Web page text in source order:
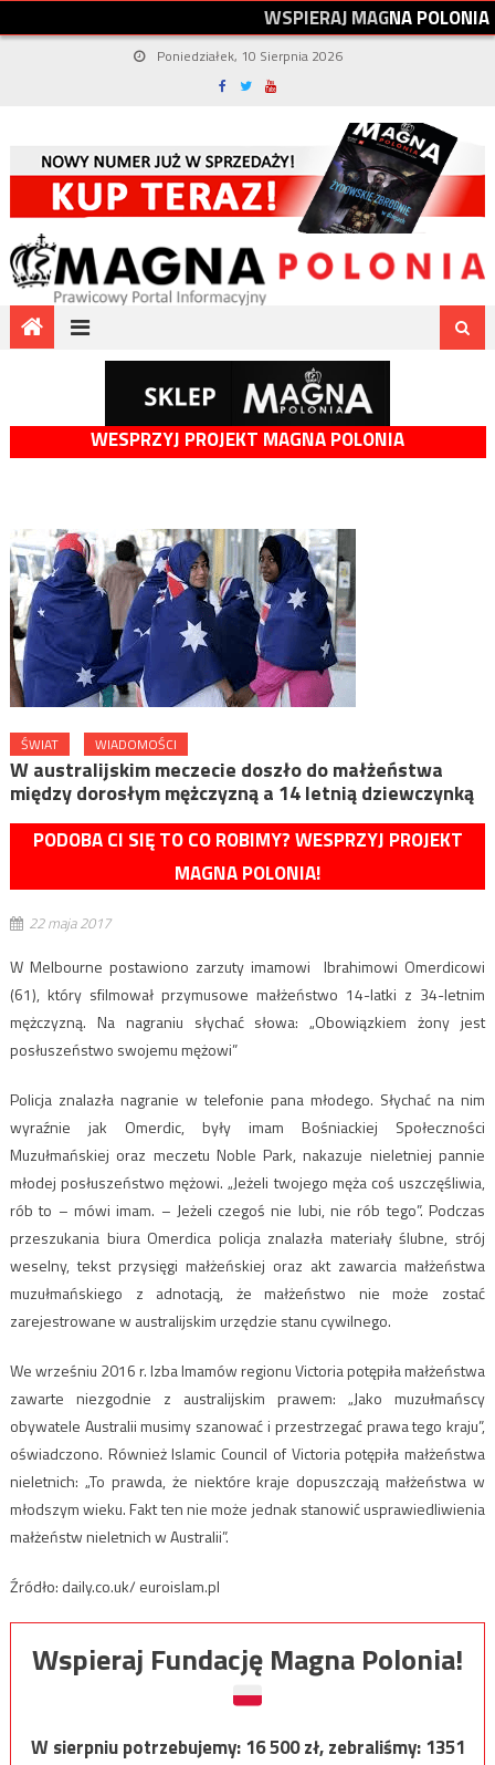
WSPIERAJMAGNAPOLONIA
Poniedziałek, 10 Sierpnia 2026
WESPRZYJ PROJEKT MAGNA POLONIA
ŚWIAT WIADOMOŚCI
W australijskim meczecie doszło do małżeństwa
między dorosłym mężczyzną a 14 letnią dziewczynką
PODOBA CI SIĘ TO CO ROBIMY? WESPRZYJ PROJEKT
MAGNA POLONIA!
22 maja 2017
W Melbourne postawiono zarzuty imamowi Ibrahimowi Omerdicowi
(61), który sfilmował przymusowe małżeństwo 14-latki z 34-letnim
mężczyzną. Na nagraniu słychać słowa: „Obowiązkiem żony jest
posłuszeństwo swojemu mężowi”
Policja znalazła nagranie w telefonie pana młodego. Słychać na nim
wyraźnie jak Omerdic, były imam Bośniackiej Społeczności
Muzułmańskiej oraz meczetu Noble Park, nakazuje nieletniej pannie
młodej posłuszeństwo mężowi. „Jeżeli twojego męża coś uszczęśliwia,
rób to – mówi imam. – Jeżeli czegoś nie lubi, nie rób tego”. Podczas
przeszukania biura Omerdica policja znalazła materiały ślubne, strój
weselny, tekst przysięgi małżeńskiej oraz akt zawarcia małżeństwa
muzułmańskiego z adnotacją, że małżeństwo nie może zostać
zarejestrowane w australijskim urzędzie stanu cywilnego.
We wrześniu 2016 r. Izba Imamów regionu Victoria potępiła małżeństwa
zawarte niezgodnie z australijskim prawem: „Jako muzułmańscy
obywatele Australii musimy szanować i przestrzegać prawa tego kraju”,
oświadczono. Również Islamic Council of Victoria potępiła małżeństwa
nieletnich: „To prawda, że niektóre kraje dopuszczają małżeństwa w
młodszym wieku. Fakt ten nie może jednak stanowić usprawiedliwienia
małżeństw nieletnich w Australii”.
Źródło: daily.co.uk/ euroislam.pl
Wspieraj Fundację Magna Polonia!
W sierpniu potrzebujemy:16 500zł, zebraliśmy:1351